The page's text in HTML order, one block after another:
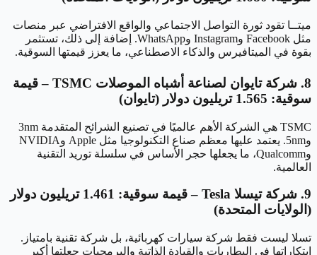
ميتــا تقود ثورة التواصل الاجتماعي والواقع الافتراضي عبر منصات
مثل Facebook وInstagram وWhatsApp. إضافة إلى ذلك، تستثمر
بقوة في الميتافيرس والذكاء الاصطناعي، ما يعزز قيمتها السوقية.
8. شركة تايوان لصناعة أشباه الموصلات TSMC – قيمة
سوقية: 1.565 تريليون دولار (تايوان)
TSMC هي الشركة الأهم عالميًا في تصنيع الشرائح المتقدمة 3nm
و5nm. يعتمد عليها معظم صناع التكنولوجيا مثل Apple وNVIDIA
وQualcomm، ما يجعلها حجر الأساس في سلسلة توريد التقنية
العالمية.
9. شركة تيسلا Tesla – قيمة سوقية: 1.461 تريليون دولار
(الولايات المتحدة)
تسلا ليست فقط شركة سيارات كهربائية، بل شركة تقنية بامتياز.
ابتكاراتها في البطاريات والقيادة الذاتية والبرمجيات جعلتها أكبر